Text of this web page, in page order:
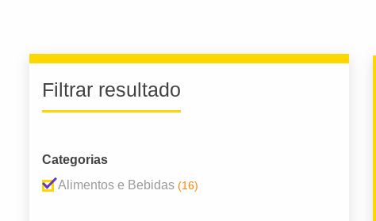
Filtrar resultado
Categorias
Alimentos e Bebidas (16)